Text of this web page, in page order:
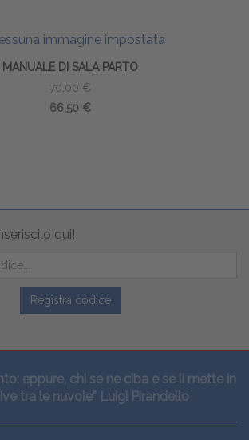
MANUALE DI SALA PARTO
70,00 €
66,50 €
qui!
Registra codice
eppure, chi se ne ciba e se li mette in
tra le nuvole” Luigi Pirandello